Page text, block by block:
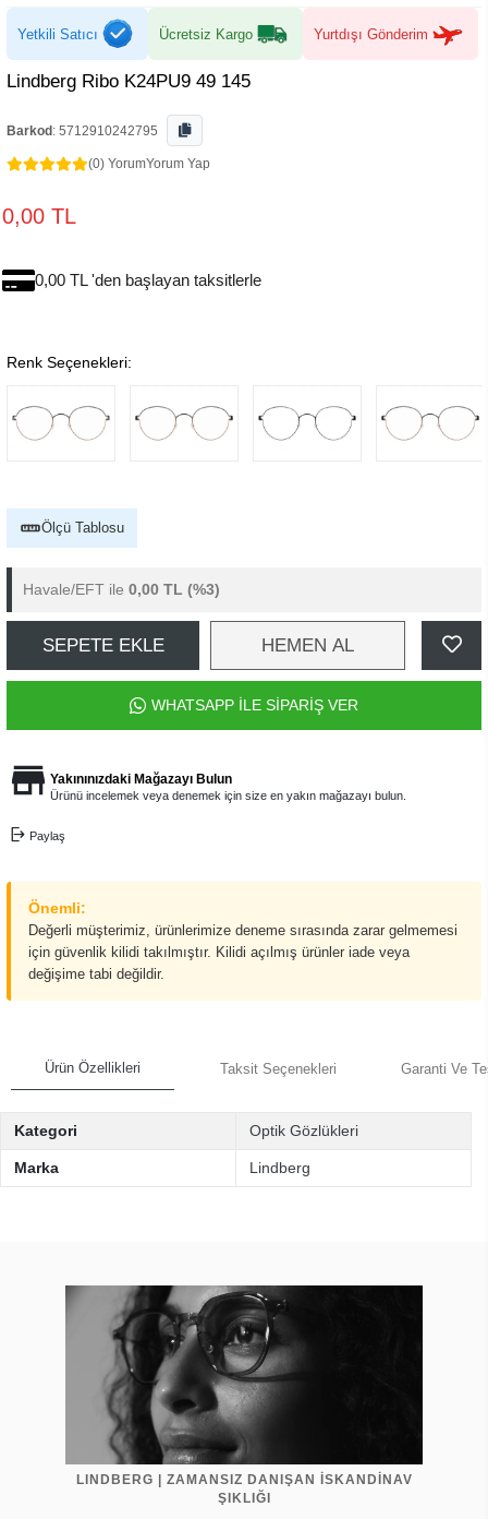
Yetkili Satıcı Ücretsiz Kargo Yurtdışı Gönderim
Lindberg Ribo K24PU9 49 145
Barkod : 5712910242795
(0) YorumYorum Yap
0,00 TL
0,00 TL 'den başlayan taksitlerle
Renk Seçenekleri:
Ölçü Tablosu
Havale/EFT ile 0,00 TL (%3)
SEPETE EKLE HEMEN AL
WHATSAPP İLE SİPARİŞ VER
Yakınınızdaki Mağazayı Bulun
Ürünü incelemek veya denemek için size en yakın mağazayı bulun.
Paylaş
Önemli:
Değerli müşterimiz, ürünlerimize deneme sırasında zarar gelmemesi
için güvenlik kilidi takılmıştır. Kilidi açılmış ürünler iade veya
değişime tabi değildir.
Ürün Özellikleri Taksit Seçenekleri Garanti Ve
Kategori Optik Gözlükleri
Marka Lindberg
LINDBERG | ZAMANSIZ DANIŞAN İSKANDİNAV
ŞIKLIĞI